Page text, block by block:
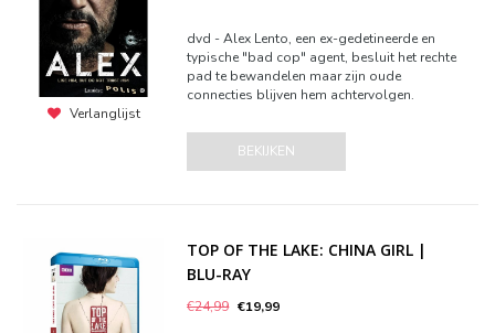
Verlanglijst
dvd - Alex Lento, een ex-gedetineerde en
typische "bad cop" agent, besluit het rechte
pad te bewandelen maar zijn oude
connecties blijven hem achtervolgen.
BEKIJKEN
TOP OF THE LAKE: CHINA GIRL |
BLU-RAY
€24,99 €19,99